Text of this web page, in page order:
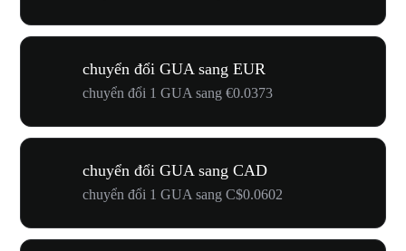
chuyển đổi GUA sang EUR
chuyển đổi 1 GUA sang €0.0373
chuyển đổi GUA sang CAD
chuyển đổi 1 GUA sang C$0.0602